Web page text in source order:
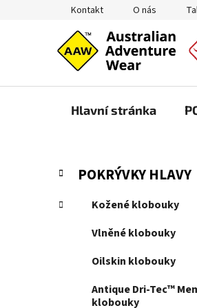
Kontakt O nás
Hlavní stránka
P
s
Přeskočit
kategorie
K
a
e
POKRÝVKY HLAVY
Kožené klobouky
Vlněné klobouky
Oilskin klobouky
Antique Dri-Tec™
klobouky